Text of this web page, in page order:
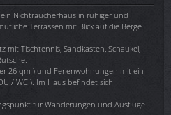
Nichtraucherhaus in ruhiger und
Terrassen mit Blick auf die Berge
mit Tischtennis, Sandkasten, Schaukel,
26 qm ) und Ferienwohnungen mit ein
/ WC ). Im Haus befindet sich
für Wanderungen und Ausflüge.